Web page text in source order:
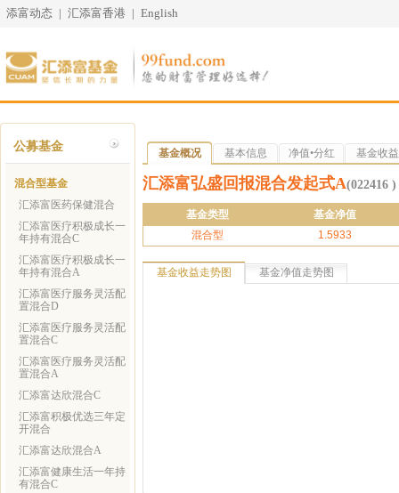
添富动态 | 汇添富香港 | English
公募基金
混合型基金
汇添富医药保健混合
汇添富医疗积极成长一
年持有混合C
汇添富医疗积极成长一
年持有混合A
汇添富医疗服务灵活配
置混合D
汇添富医疗服务灵活配
置混合C
汇添富医疗服务灵活配
置混合A
汇添富达欣混合C
汇添富积极优选三年定
开混合
汇添富达欣混合A
汇添富健康生活一年持
有混合C
基金概况 基本信息 净值•分红 基金收益
汇添富弘盛回报混合发起式A(022416 )
基金类型
基金净值
混合型
1.5933
基金收益走势图 基金净值走势图